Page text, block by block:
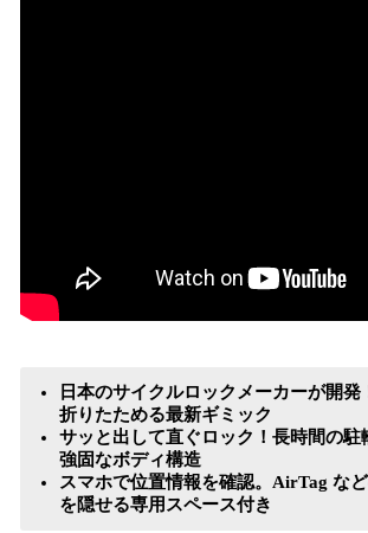
日本のサイクルロックメーカーが開発
折りたためる最新ギミック
サッと出して直ぐロック！長時間の駐
強固なボディ構造
スマホで位置情報を確認。AirTag な
を隠せる専用スペース付き